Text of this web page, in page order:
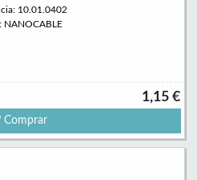
10.01.0402
NANOCABLE
1,15 €
Comprar